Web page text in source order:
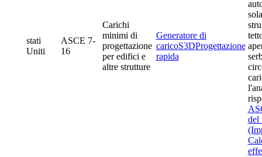
stati
Uniti
ASCE 7-
16
Carichi
minimi di
progettazione
per edifici e
altre strutture
Generatore di
caricoS3DProgettazione
rapida
del